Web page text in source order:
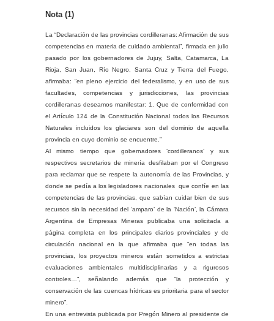
Nota (1)
La “Declaración de las provincias cordilleranas: Afirmación de sus
competencias en materia de cuidado ambiental”, firmada en julio
pasado por los gobernadores de Jujuy, Salta, Catamarca, La
Rioja, San Juan, Río Negro, Santa Cruz y Tierra del Fuego,
afirmaba: “en pleno ejercicio del federalismo, y en uso de sus
facultades, competencias y jurisdicciones, las provincias
cordilleranas deseamos manifestar: 1. Que de conformidad con
el Artículo 124 de la Constitución Nacional todos los Recursos
Naturales incluidos los glaciares son del dominio de aquella
provincia en cuyo dominio se encuentre.”
Al mismo tiempo que gobernadores ‘cordilleranos’ y sus
respectivos secretarios de minería desfilaban por el Congreso
para reclamar que se respete la autonomía de las Provincias, y
donde se pedía a los legisladores nacionales que confíe en las
competencias de las provincias, que sabían cuidar bien de sus
recursos sin la necesidad del ‘amparo’ de la ‘Nación’, la Cámara
Argentina de Empresas Mineras publicaba una solicitada a
página completa en los principales diarios provinciales y de
circulación nacional en la que afirmaba que “en todas las
provincias, los proyectos mineros están sometidos a estrictas
evaluaciones ambientales multidisciplinarias y a rigurosos
controles…”, señalando además que “la protección y
conservación de las cuencas hídricas es prioritaria para el sector
minero”.
En una entrevista publicada por Pregón Minero al presidente de